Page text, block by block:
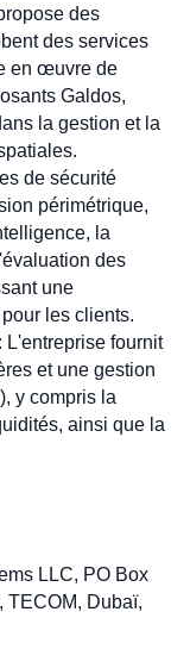
des
des services
en œuvre de
Galdos,
la gestion et la
de sécurité
périmétrique,
la
des
une
les clients.
L'entreprise fournit
et une gestion
y compris la
ainsi que la
LLC, PO Box
TECOM, Dubaï,